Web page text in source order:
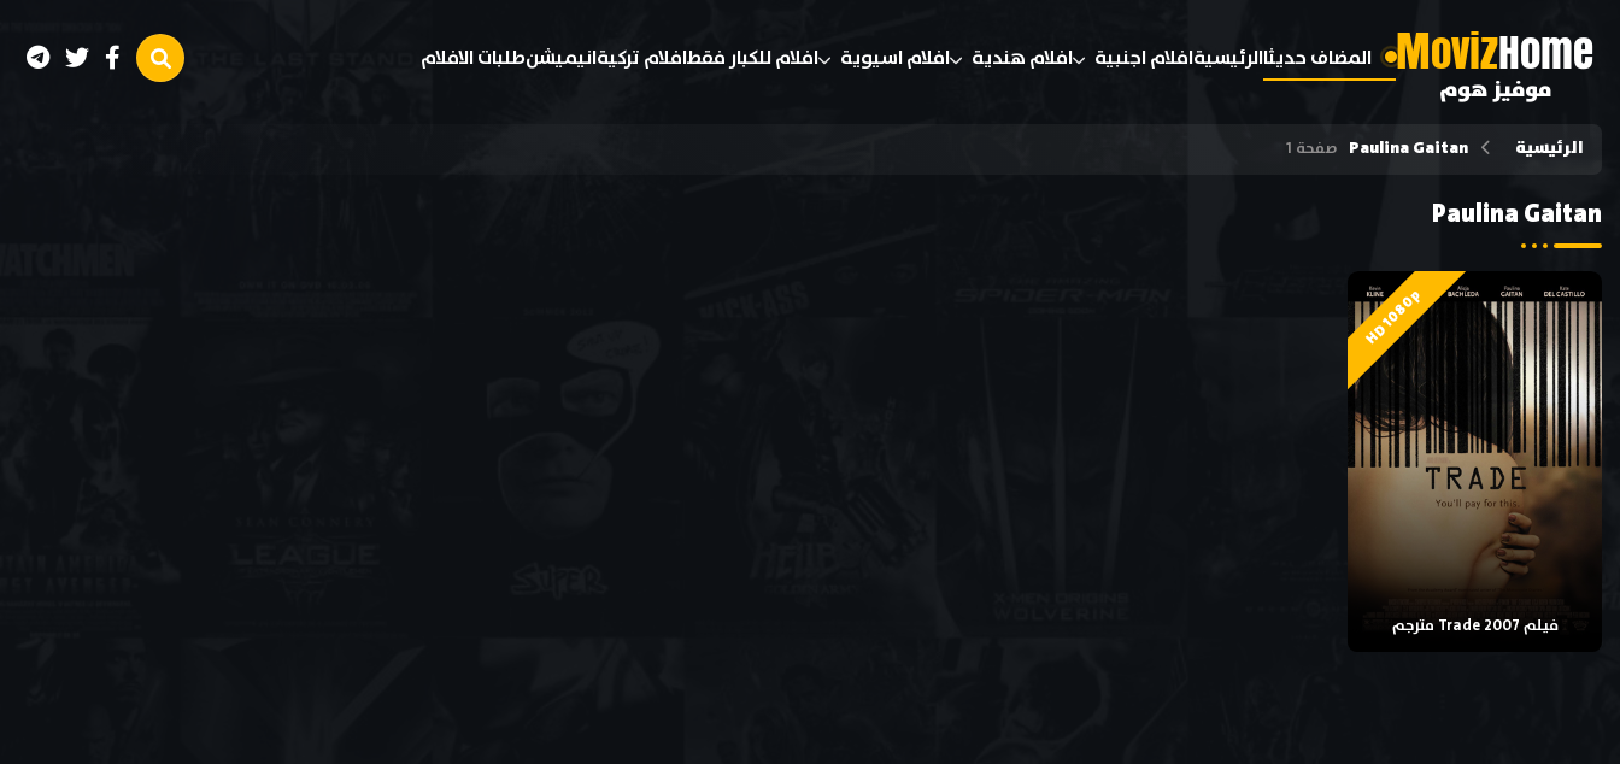
MovizHome
موفيز هوم
المضاف حديثاالرئيسيةافلام اجنبية افلام هندية افلام اسيوية افلام للكبار فقطافلام تركيةانيميشنطلبات الافلام
الرئيسية Paulina Gaitan صفحة 1
Paulina Gaitan
HD 1080p
فيلم Trade 2007 مترجم